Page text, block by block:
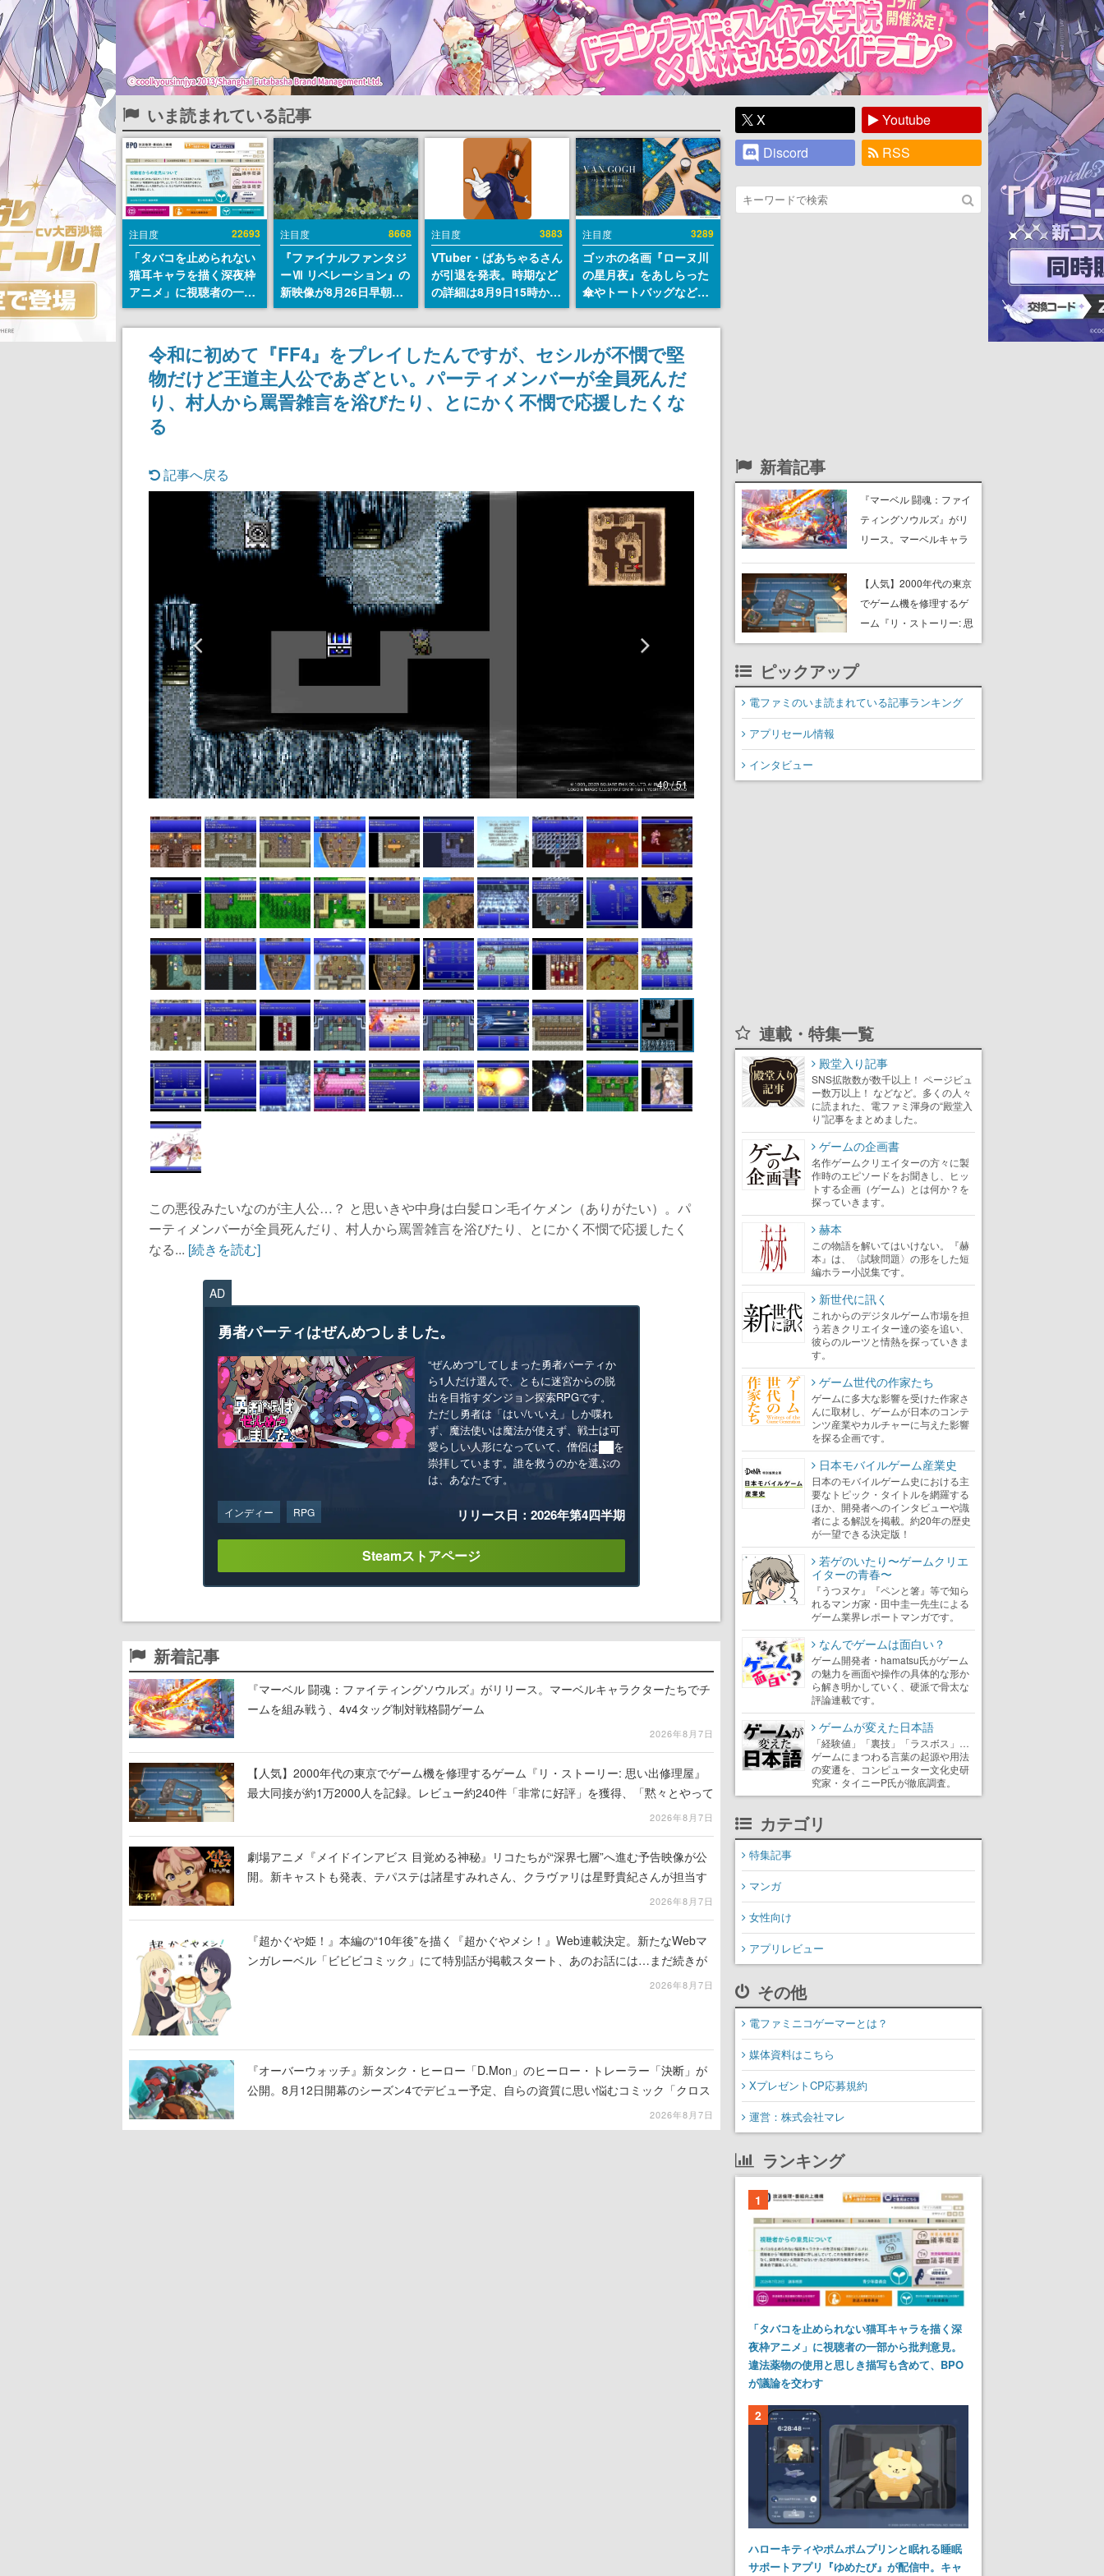
いま読まれている記事
注目度 22693
「タバコを止められない
猫耳キャラを描く深夜枠
アニメ」に視聴者の一部
から批判意見。違法薬物
の使用と思しき描写も含
めて、BPOが議論を交わ
注目度 8668
『ファイナルファンタジ
ーⅦ リベレーション』の
新映像が8月26日早朝に
公開へ。『FF7』リメイ
クシリーズの完結編、
「gamescom」のオープ
ニングナイトライブにて
ディレクターの浜口直樹
氏が登壇する予定
注目度 3883
VTuber・ばあちゃるさん
が引退を発表。時期など
の詳細は8月9日15時から
の配信で説明
注目度 3289
ゴッホの名画『ローヌ川
の星月夜』をあしらった
傘やトートバッグなどが
登場。8月7日21時より2
日間限定で予約販売
令和に初めて『FF4』をプレイしたんですが、セシルが不憫で堅
物だけど王道主人公であざとい。パーティメンバーが全員死んだ
り、村人から罵詈雑言を浴びたり、とにかく不憫で応援したくな
る
記事へ戻る
40 / 51
この悪役みたいなのが主人公…？ と思いきや中身は白髪ロン毛イケメン（ありがたい）。パ
ーティメンバーが全員死んだり、村人から罵詈雑言を浴びたり、とにかく不憫で応援したく
なる... [続きを読む]
AD
勇者パーティはぜんめつしました。
“ぜんめつ”してしまった勇者パーティか
ら1人だけ選んで、ともに迷宮からの脱
出を目指すダンジョン探索RPGです。
ただし勇者は「はい/いいえ」しか喋れ
ず、魔法使いは魔法が使えず、戦士は可
愛らしい人形になっていて、僧侶は██を
崇拝しています。誰を救うのかを選ぶの
は、あなたです。
インディー RPG リリース日：2026年第4四半期
Steamストアページ
新着記事
『マーベル 闘魂：ファイティングソウルズ』がリリース。マーベルキャラクターたちでチ
ームを組み戦う、4v4タッグ制対戦格闘ゲーム
2026年8月7日
【人気】2000年代の東京でゲーム機を修理するゲーム『リ・ストーリー: 思い出修理屋』
最大同接が約1万2000人を記録。レビュー約240件「非常に好評」を獲得、「黙々とやって
2026年8月7日
劇場アニメ『メイドインアビス 目覚める神秘』リコたちが“深界七層”へ進む予告映像が公
開。新キャストも発表、テパステは諸星すみれさん、クラヴァリは星野貴紀さんが担当す
2026年8月7日
『超かぐや姫！』本編の“10年後”を描く『超かぐやメシ！』Web連載決定。新たなWebマ
ンガレーベル「ビビビコミック」にて特別話が掲載スタート、あのお話には…まだ続きが
2026年8月7日
『オーバーウォッチ』新タンク・ヒーロー「D.Mon」のヒーロー・トレーラー「決断」が
公開。8月12日開幕のシーズン4でデビュー予定、自らの資質に思い悩むコミック「クロス
2026年8月7日
X
Youtube
Discord
RSS
新着記事
『マーベル 闘魂：ファイ
ティングソウルズ』がリ
リース。マーベルキャラ
み戦う、4v4タッグ制対戦
格闘ゲーム
【人気】2000年代の東京
でゲーム機を修理するゲ
ーム『リ・ストーリー: 思
い出修理屋』最大同接が
好評」を獲得、「黙々と
やってしまった」などの
ピックアップ
電ファミのいま読まれている記事ランキング
アプリセール情報
インタビュー
連載・特集一覧
殿堂入り記事
SNS拡散数が数千以上！ ページビュ
ー数万以上！ などなど。多くの人々
に読まれた、電ファミ渾身の“殿堂入
り”記事をまとめました。
ゲームの企画書
名作ゲームクリエイターの方々に製
作時のエピソードをお聞きし、ヒッ
トする企画（ゲーム）とは何か？を
探っていきます。
赫本
この物語を解いてはいけない。『赫
本』は、〈試験問題〉の形をした短
編ホラー小説集です。
新世代に訊く
これからのデジタルゲーム市場を担
う若きクリエイター達の姿を追い、
彼らのルーツと情熱を探っていきま
す。
ゲーム世代の作家たち
ゲームに多大な影響を受けた作家さ
んに取材し、ゲームが日本のコンテ
ンツ産業やカルチャーに与えた影響
を探る企画です。
日本モバイルゲーム産業史
日本のモバイルゲーム史における主
要なトピック・タイトルを網羅する
ほか、開発者へのインタビューや識
者による解説を掲載。約20年の歴史
が一望できる決定版！
若ゲのいたり〜ゲームクリエ
イターの青春〜
『うつヌケ』『ペンと箸』等で知ら
れるマンガ家・田中圭一先生による
ゲーム業界レポートマンガです。
なんでゲームは面白い？
ゲーム開発者・hamatsu氏がゲーム
の魅力を画面や操作の具体的な形か
ら解き明かしていく、硬派で骨太な
評論連載です。
ゲームが変えた日本語
「経験値」「裏技」「ラスボス」…
ゲームにまつわる言葉の起源や用法
の変遷を、コンピューター文化史研
究家・タイニーP氏が徹底調査。
カテゴリ
特集記事
マンガ
女性向け
アプリレビュー
その他
電ファミニコゲーマーとは？
媒体資料はこちら
XプレゼントCP応募規約
運営：株式会社マレ
ランキング
1
「タバコを止められない猫耳キャラを描く深
夜枠アニメ」に視聴者の一部から批判意見。
違法薬物の使用と思しき描写も含めて、BPO
が議論を交わす
2
ハローキティやポムポムプリンと眠れる睡眠
サポートアプリ『ゆめたび』が配信中。キャ